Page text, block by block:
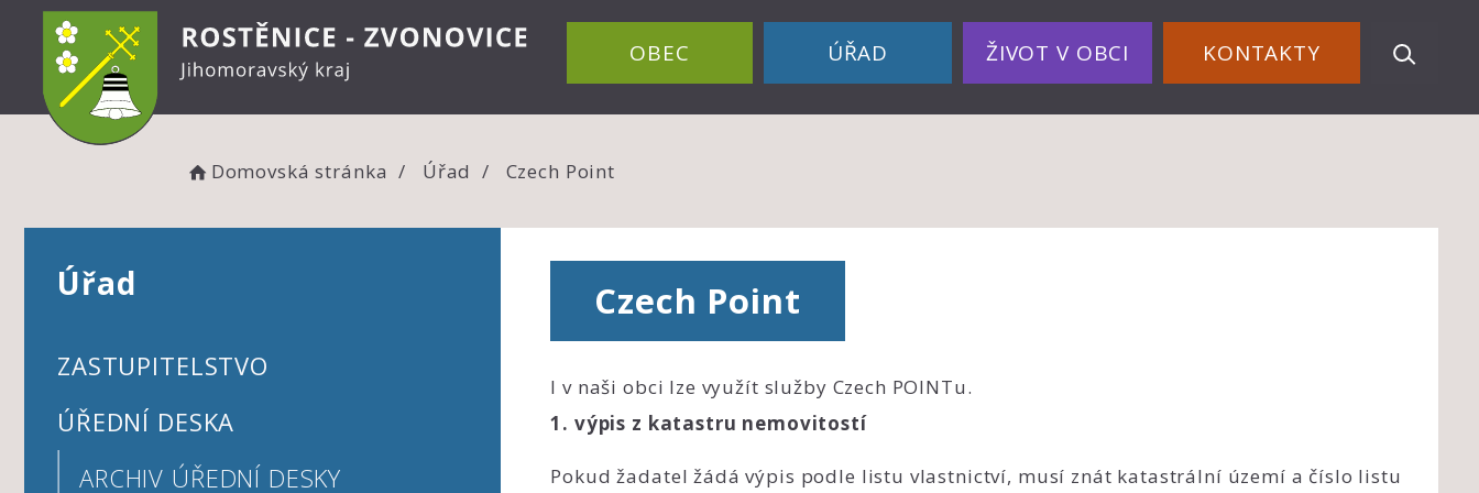
OBEC ÚŘAD ŽIVOT V OBCI KONTAKTY
Domovská stránka Úřad Czech Point
Úřad
ZASTUPITELSTVO
ÚŘEDNÍ DESKA
ARCHIV ÚŘEDNÍ DESKY
Czech Point
I v naši obci lze využít služby Czech POINTu.
1. výpis z katastru nemovitostí
Pokud žadatel žádá výpis podle listu vlastnictví, musí znát katastrální území a číslo listu